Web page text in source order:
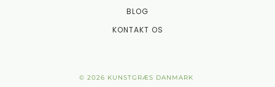
BLOG
KONTAKT OS
© 2026 KUNSTGRÆS DANMARK